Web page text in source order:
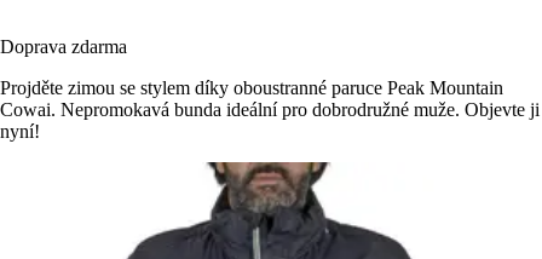
Doprava zdarma
Projděte zimou se stylem díky oboustranné paruce Peak Mountain
Cowai. Nepromokavá bunda ideální pro dobrodružné muže. Objevte ji
nyní!